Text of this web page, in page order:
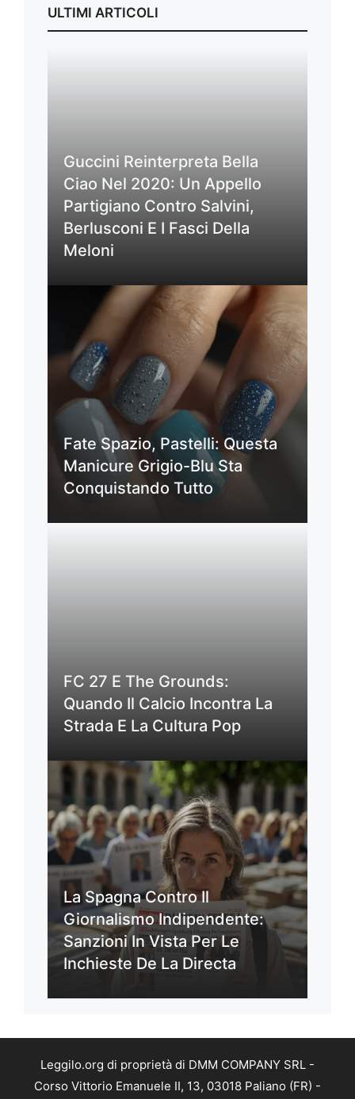
ULTIMI ARTICOLI
Guccini Reinterpreta Bella
Ciao Nel 2020: Un Appello
Partigiano Contro Salvini,
Berlusconi E I Fasci Della
Meloni
Fate Spazio, Pastelli: Questa
Manicure Grigio-Blu Sta
Conquistando Tutto
FC 27 E The Grounds:
Quando Il Calcio Incontra La
Strada E La Cultura Pop
La Spagna Contro Il
Giornalismo Indipendente:
Sanzioni In Vista Per Le
Inchieste De La Directa
Leggilo.org di proprietà di DMM COMPANY SRL -
Corso Vittorio Emanuele II, 13, 03018 Paliano (FR) -